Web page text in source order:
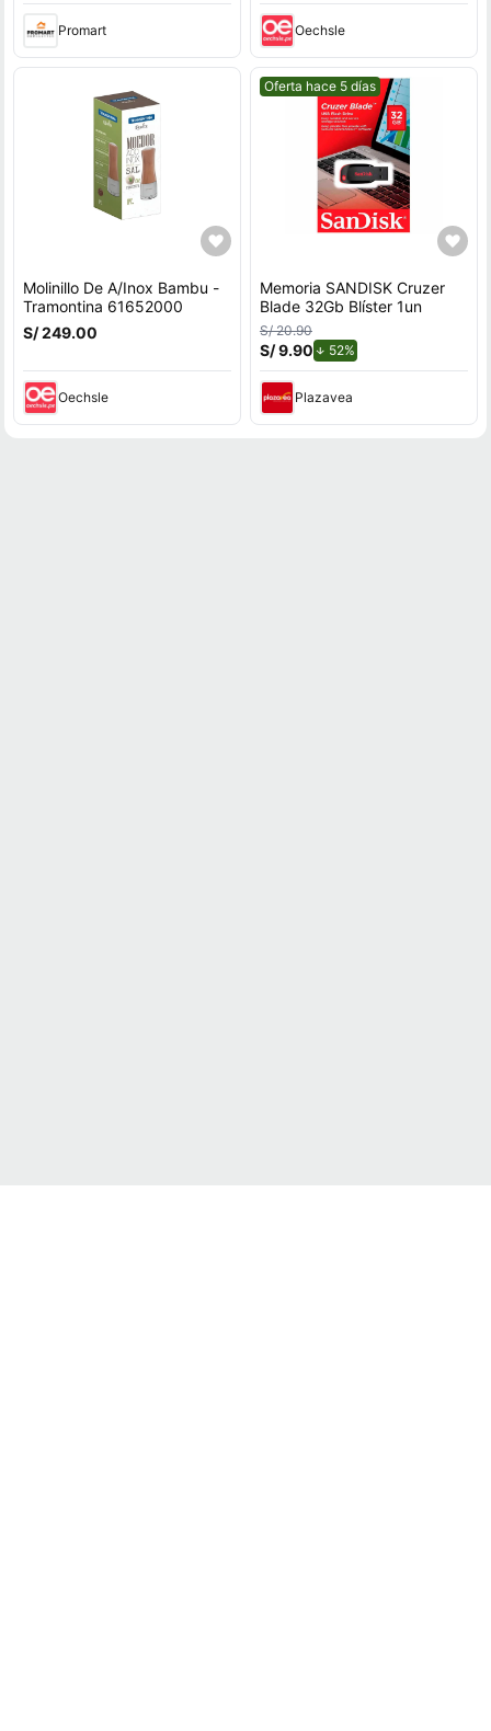
Promart Oechsle
Molinillo De A/Inox Bambu -
Tramontina 61652000
S/ 249.00
Oechsle
Mejor precio.
Oferta hace 5 días
Memoria SANDISK Cruzer
Blade 32Gb Blíster 1un
S/ 20.90
S/ 9.90 52%de descuento.
Plazavea